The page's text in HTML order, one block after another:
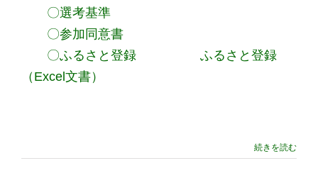
〇選考基準
〇参加同意書
〇ふるさと登録
ふるさと登録
（Excel文書）
続きを読む